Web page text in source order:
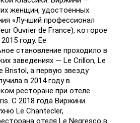
женщин, удостоенных
«Лучший профессионал
Ouvrier de France), которое
году. Ее
становление проходило в
заведениях — Le Crillon, Le
Bristol, а первую звезду
в 2014 году в
ресторане при отеле
С 2018 года Виржини
Le Chantecler,
отеля Le Negresco в